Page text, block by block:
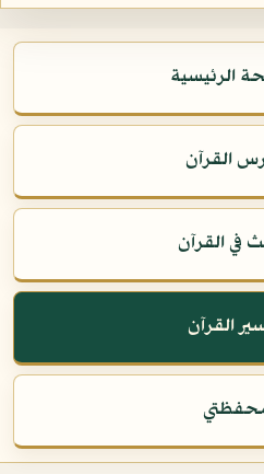
الرئيسية
القرآن
في القرآن
القرآن